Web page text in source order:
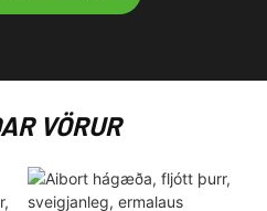
VÖRUR